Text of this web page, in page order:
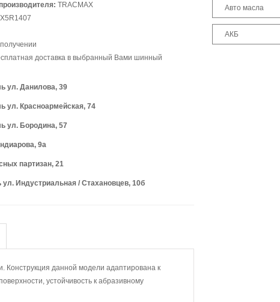
TRACMAX
доставка в выбранный Вами шинный
ул. Данилова, 39
ул. Красноармейская, 74
ул. Бородина, 57
9а
партизан, 21
ул. Индустриальная / Стахановцев, 10б
данной модели адаптирована к
устойчивость к абразивному
Авто масла
АКБ